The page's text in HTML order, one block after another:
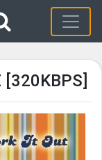
[320KBPS]